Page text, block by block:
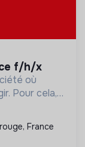
f/h/x
où
Pour cela,
tous.
France